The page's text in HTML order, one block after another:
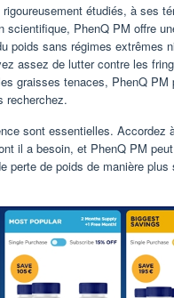
étudiés, à ses
scientifique, PhenQ PM offre
poids sans régimes extrêmes
assez de lutter contre les
graisses tenaces, PhenQ PM
recherchez.
sont essentielles. Accordez
il a besoin, et PhenQ PM
perte de poids de manière plus